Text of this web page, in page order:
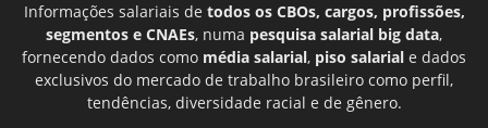
Informações salariais de todos os CBOs, cargos, profissões,
segmentos e CNAEs, numa pesquisa salarial big data,
fornecendo dados como média salarial, piso salarial e dados
exclusivos do mercado de trabalho brasileiro como perfil,
tendências, diversidade racial e de gênero.